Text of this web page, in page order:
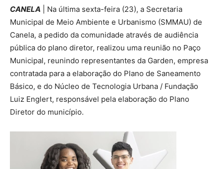
CANELA | Na última sexta-feira (23), a Secretaria
Municipal de Meio Ambiente e Urbanismo (SMMAU) de
Canela, a pedido da comunidade através de audiência
pública do plano diretor, realizou uma reunião no Paço
Municipal, reunindo representantes da Garden, empresa
contratada para a elaboração do Plano de Saneamento
Básico, e do Núcleo de Tecnologia Urbana / Fundação
Luiz Englert, responsável pela elaboração do Plano
Diretor do município.